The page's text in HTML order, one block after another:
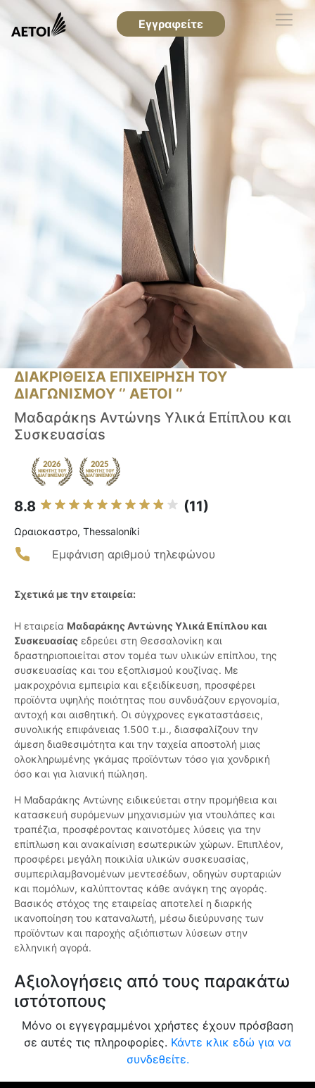
Εγγραφείτε
ΔΙΑΚΡΙΘΕΙΣΑ ΕΠΙΧΕΙΡΗΣΗ ΤΟΥ
ΔΙΑΓΩΝΙΣΜΟΥ ‘’ ΑΕΤΟΙ ‘’
Μαδαράκηs Αντώνηs Υλικά Επίπλου και
Συσκευασίαs
8.8 (11)
Ωραιοκαστρο, Thessaloníki
Εμφάνιση αριθμού τηλεφώνου
Σχετικά με την εταιρεία:
Η εταιρεία Μαδαράκης Αντώνης Υλικά Επίπλου και
Συσκευασίας εδρεύει στη Θεσσαλονίκη και
δραστηριοποιείται στον τομέα των υλικών επίπλου, της
συσκευασίας και του εξοπλισμού κουζίνας. Με
μακροχρόνια εμπειρία και εξειδίκευση, προσφέρει
προϊόντα υψηλής ποιότητας που συνδυάζουν εργονομία,
αντοχή και αισθητική. Οι σύγχρονες εγκαταστάσεις,
συνολικής επιφάνειας 1.500 τ.μ., διασφαλίζουν την
άμεση διαθεσιμότητα και την ταχεία αποστολή μιας
ολοκληρωμένης γκάμας προϊόντων τόσο για χονδρική
όσο και για λιανική πώληση.
Η Μαδαράκης Αντώνης ειδικεύεται στην προμήθεια και
κατασκευή συρόμενων μηχανισμών για ντουλάπες και
τραπέζια, προσφέροντας καινοτόμες λύσεις για την
επίπλωση και ανακαίνιση εσωτερικών χώρων. Επιπλέον,
προσφέρει μεγάλη ποικιλία υλικών συσκευασίας,
συμπεριλαμβανομένων μεντεσέδων, οδηγών συρταριών
και πομόλων, καλύπτοντας κάθε ανάγκη της αγοράς.
Βασικός στόχος της εταιρείας αποτελεί η διαρκής
ικανοποίηση του καταναλωτή, μέσω διεύρυνσης των
προϊόντων και παροχής αξιόπιστων λύσεων στην
ελληνική αγορά.
Αξιολογήσεις από τους παρακάτω
ιστότοπους
Μόνο οι εγγεγραμμένοι χρήστες έχουν πρόσβαση
σε αυτές τις πληροφορίες. Κάντε κλικ εδώ για να
συνδεθείτε.